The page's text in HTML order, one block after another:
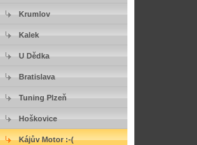
Krumlov
Kalek
U Dědka
Bratislava
Tuning Plzeň
Hoškovice
Kájův Motor :-(